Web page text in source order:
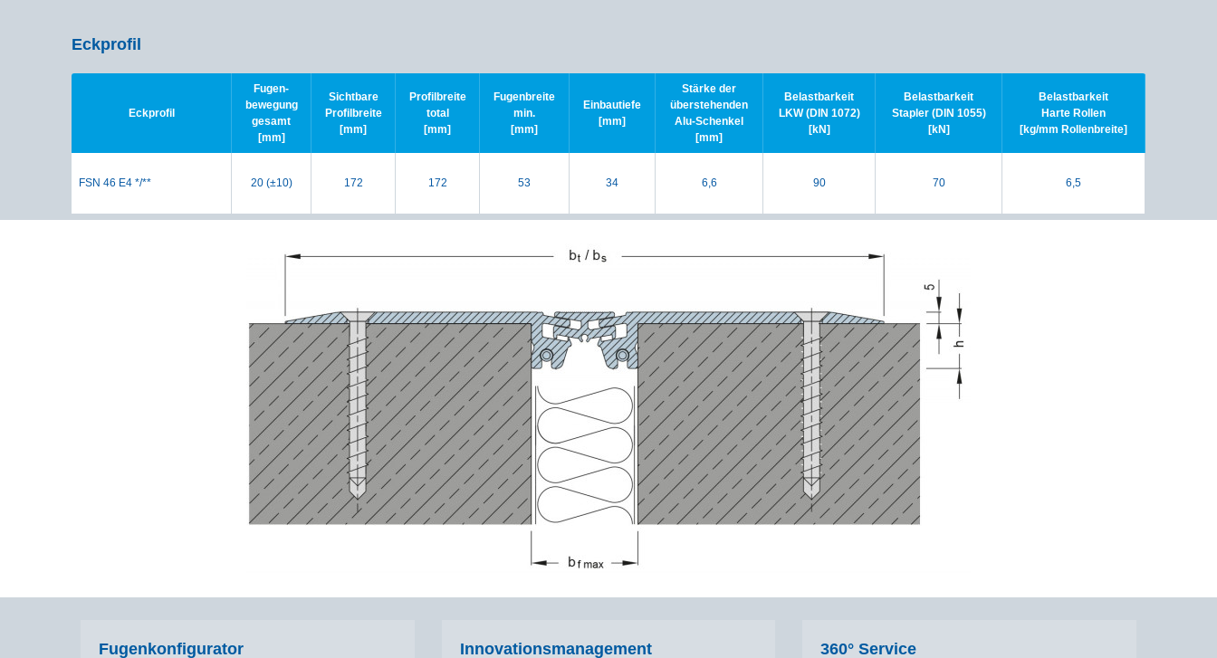
Eckprofil
Eckprofil
Fugen-
bewegung
gesamt
[mm]
Sichtbare
Profilbreite
[mm]
Profilbreite
total
[mm]
Fugenbreite
min.
[mm]
Einbautiefe
[mm]
Stärke der
überstehenden
Alu-Schenkel
[mm]
Belastbarkeit
LKW (DIN 1072)
[kN]
Belastbarkeit
Stapler (DIN 1055)
[kN]
Belastbarkeit
Harte Rollen
[kg/mm Rollenbreite]
FSN 46 E4 */** 20 (±10) 172 172 53 34 6,6 90 70 6,5
Fugenkonfigurator Innovationsmanagement 360° Service